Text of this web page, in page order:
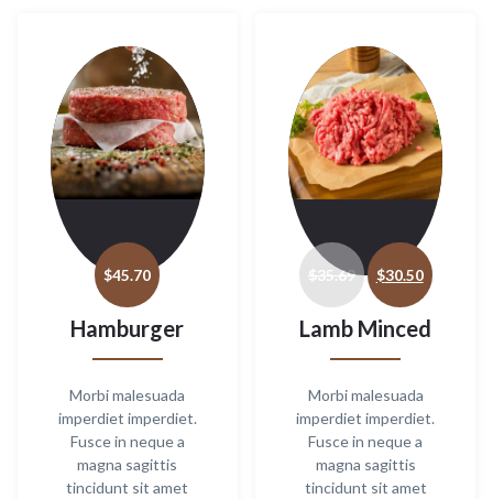
the
product
page
page
$45.70
Hamburger
Morbi malesuada
imperdiet imperdiet.
Fusce in neque a
magna sagittis
tincidunt sit amet
$35.69
Original
price
was:
$35.69.
$30.50 price
Lamb Minced
Morbi malesuada
imperdiet imperdiet.
Fusce in neque a
magna sagittis
tincidunt sit amet